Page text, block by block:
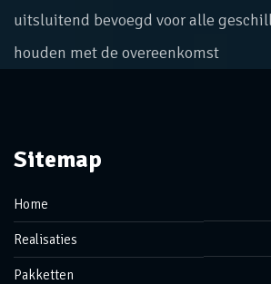
uitsluitend bevoegd voor alle
houden met de overeenkomst
Sitemap
Home
Realisaties
Pakketten